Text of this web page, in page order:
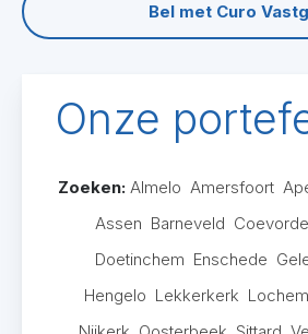
Bel met Curo
Onze
Zoeken: Almelo Amersfoort
Assen Barneveld
Doetinchem Enschede
Hengelo Lekkerkerk Lochem